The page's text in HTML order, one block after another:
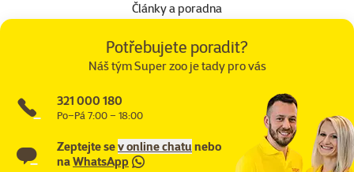
Články a poradna
Potřebujete poradit?
Náš tým Super zoo je tady pro vás
321 000 180
Po–Pá 7:00 – 18:00
Zeptejte sev online chatunebo
naWhatsApp